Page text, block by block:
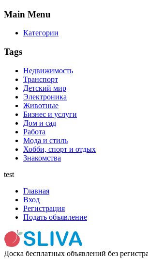
Main Menu
Категории
Tags
Недвижимость
Транспорт
Детский мир
Электроника
Животные
Бизнес и услуги
Дом и сад
Работа
Мода и стиль
Хобби, спорт и отдых
Знакомства
test
Главная
Вход
Регистрация
Подать объявление
Доска бесплатных объявлений без